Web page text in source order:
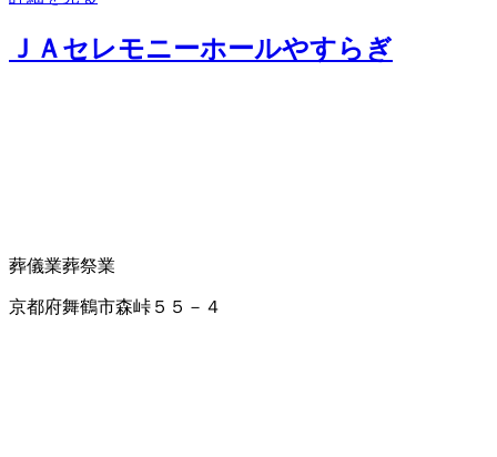
ＪＡセレモニーホールやすらぎ
葬儀業葬祭業
京都府舞鶴市森峠５５－４